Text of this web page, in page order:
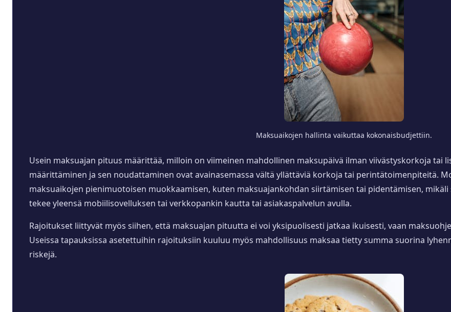
Maksuaikojen hallinta vaikuttaa kokonaisbudjettiin.
Usein maksuajan pituus määrittää, milloin on viimeinen mahdollinen maksupäivä ilman viivästyskorkoja tai
määrittäminen ja sen noudattaminen ovat avainasemassa vältä yllättäviä korkoja tai perintätoimenpiteitä.
maksuaikojen pienimuotoisen muokkaamisen, kuten maksuajankohdan siirtämisen tai pidentämisen,
tekee yleensä mobiilisovelluksen tai verkkopankin kautta tai asiakaspalvelun avulla.
Rajoitukset liittyvät myös siihen, että maksuajan pituutta ei voi yksipuolisesti jatkaa ikuisesti, vaan
Useissa tapauksissa asetettuihin rajoituksiin kuuluu myös mahdollisuus maksaa tietty summa suorina
riskejä.